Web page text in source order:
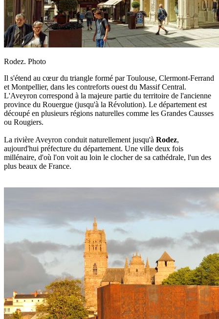
Rodez. Photo
Il s'étend au cœur du triangle formé par Toulouse, Clermont-Ferrand
et Montpellier, dans les contreforts ouest du Massif Central.
L'Aveyron correspond à la majeure partie du territoire de l'ancienne
province du Rouergue (jusqu'à la Révolution). Le département est
découpé en plusieurs régions naturelles comme les Grandes Causses
ou Rougiers.
La rivière Aveyron conduit naturellement jusqu'à Rodez,
aujourd'hui préfecture du département. Une ville deux fois
millénaire, d'où l'on voit au loin le clocher de sa cathédrale, l'un des
plus beaux de France.